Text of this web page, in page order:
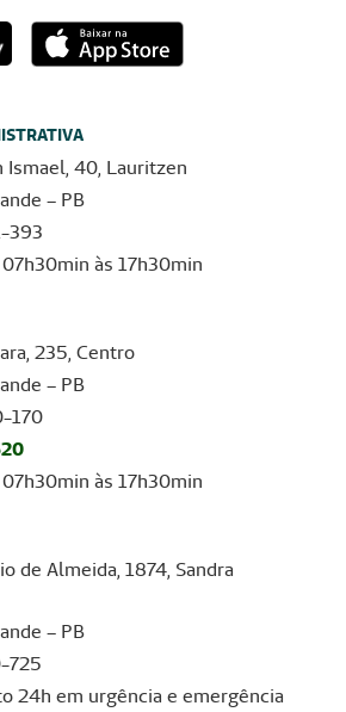
Ismael, 40, Lauritzen
– PB
393
07h30min às 17h30min
235, Centro
– PB
170
07h30min às 17h30min
de Almeida, 1874, Sandra
– PB
725
24h em urgência e emergência